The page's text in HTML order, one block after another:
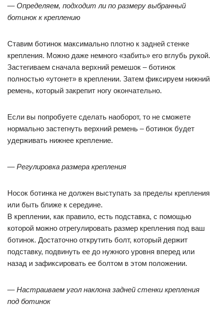
— Определяем, подходит ли по размеру выбранный
ботинок к креплению
Ставим ботинок максимально плотно к задней стенке
крепления. Можно даже немного «забить» его вглубь рукой.
Застегиваем сначала верхний ремешок – ботинок
полностью «утонет» в креплении. Затем фиксируем нижний
ремень, который закрепит ногу окончательно.
Если вы попробуете сделать наоборот, то не сможете
нормально застегнуть верхний ремень – ботинок будет
удерживать нижнее крепление.
— Регулировка размера крепления
Носок ботинка не должен выступать за пределы крепления
или быть ближе к середине.
В креплении, как правило, есть подставка, с помощью
которой можно отрегулировать размер крепления под ваш
ботинок. Достаточно открутить болт, который держит
подставку, подвинуть ее до нужного уровня вперед или
назад и зафиксировать ее болтом в этом положении.
— Настраиваем угол наклона задней стенки крепления
под ботинок